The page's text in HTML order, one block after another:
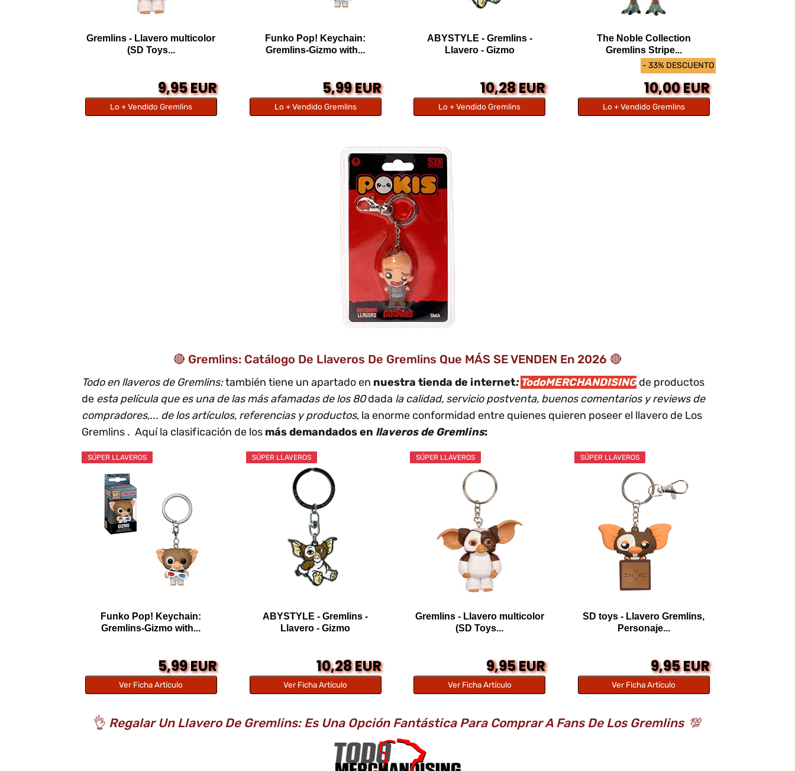
Gremlins - Llavero multicolor
(SD Toys...
9,95 EUR
Lo + Vendido Gremlins
Funko Pop! Keychain:
Gremlins-Gizmo with...
5,99 EUR
Lo + Vendido Gremlins
ABYSTYLE - Gremlins -
Llavero - Gizmo
10,28 EUR
Lo + Vendido Gremlins
- 33% DESCUENTO
The Noble Collection
Gremlins Stripe...
10,00 EUR
Lo + Vendido Gremlins
🔴 Gremlins: Catálogo De Llaveros De Gremlins Que MÁS SE VENDEN En 2026 🔴
Todo en llaveros de Gremlins:también tiene un apartado en nuestra tienda de internet: TodoMERCHANDISING de productos
de esta película que es una de las más afamadas de los 80dada la calidad, servicio postventa, buenos comentarios y reviews de
compradores,... de los artículos, referencias y productos, la enorme conformidad entre quienes quieren poseer el llavero de Los
Gremlins . Aquí la clasificación de los más demandados en llaveros de Gremlins:
SÚPER LLAVEROS
Funko Pop! Keychain:
Gremlins-Gizmo with...
5,99 EUR
Ver Ficha Artículo
SÚPER LLAVEROS
ABYSTYLE - Gremlins -
Llavero - Gizmo
10,28 EUR
Ver Ficha Artículo
SÚPER LLAVEROS
Gremlins - Llavero multicolor
(SD Toys...
9,95 EUR
Ver Ficha Artículo
SÚPER LLAVEROS
SD toys - Llavero Gremlins,
Personaje...
9,95 EUR
Ver Ficha Artículo
👌 Regalar Un Llavero De Gremlins: Es Una Opción Fantástica Para Comprar A Fans De Los Gremlins 💯